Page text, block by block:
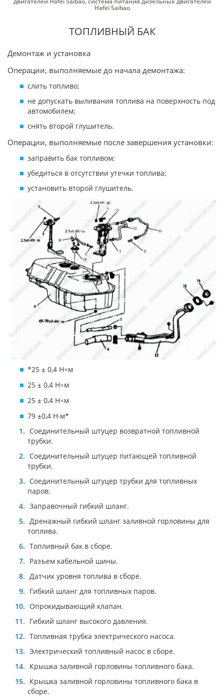
Hafei Saibao
ТОПЛИВНЫЙ БАК
Демонтаж и установка
Операции, выполняемые до начала демонтажа:
слить топливо;
не допускать выливания топлива на поверхность под
автомобилем;
снять второй глушитель.
Операции, выполняемые после завершения установки:
заправить бак топливом;
убедиться в отсутствии утечки топлива;
установить второй глушитель.
*25 ± 0,4 Н×м
25 ± 0,4 Н×м
25 ± 0,4 Н×м
79 ±0,4 Н∙м*
Соединительный штуцер возвратной топливной
трубки.
Соединительный штуцер питающей топливной
трубки.
Соединительный штуцер трубки для топливных
паров.
Заправочный гибкий шланг.
Дренажный гибкий шланг заливной горловины для
топлива.
Топливный бак в сборе.
Разъем кабельной шины.
Датчик уровня топлива в сборе.
Гибкий шланг для топливных паров.
Опрокидывающий клапан.
Гибкий шланг высокого давления.
Топливная трубка электрического насоса.
Электрический топливный насос в сборе.
Крышка заливной горловины топливного бака.
Крышка заливной горловины топливного бака в
сборе.